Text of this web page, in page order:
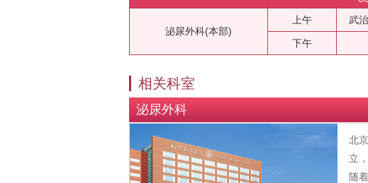
泌尿外科(本部)
上午 武
下午
相关科室
泌尿外科
北
立
随